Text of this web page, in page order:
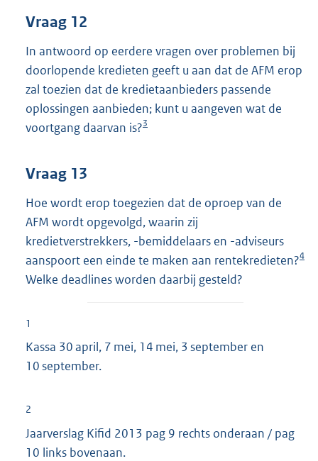
Vraag 12
In antwoord op eerdere vragen over problemen bij
doorlopende kredieten geeft u aan dat de AFM erop
zal toezien dat de kredietaanbieders passende
oplossingen aanbieden; kunt u aangeven wat de
voortgang daarvan is?3
Vraag 13
Hoe wordt erop toegezien dat de oproep van de
AFM wordt opgevolgd, waarin zij
kredietverstrekkers, -bemiddelaars en -adviseurs
aanspoort een einde te maken aan rentekredieten?4
Welke deadlines worden daarbij gesteld?
1
Kassa 30 april, 7 mei, 14 mei, 3 september en
10 september.
2
Jaarverslag Kifid 2013 pag 9 rechts onderaan / pag
10 links bovenaan.